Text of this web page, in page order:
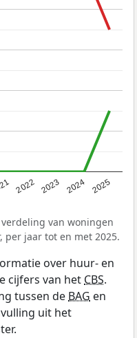
2022 2023 2024 2025
van woningen
per jaar tot en met 2025.
over huur- en
cijfers van hetCBS.
tussen deBAG en
uit het